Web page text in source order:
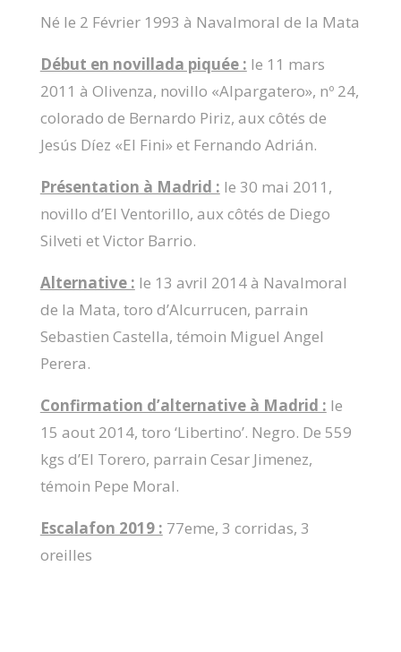
Né le 2 Février 1993 à Navalmoral de la Mata
Début en novillada piquée : le 11 mars
2011 à Olivenza, novillo «Alpargatero», nº 24,
colorado de Bernardo Piriz, aux côtés de
Jesús Díez «El Fini» et Fernando Adrián.
Présentation à Madrid : le 30 mai 2011,
novillo d’El Ventorillo, aux côtés de Diego
Silveti et Victor Barrio.
Alternative : le 13 avril 2014 à Navalmoral
de la Mata, toro d’Alcurrucen, parrain
Sebastien Castella, témoin Miguel Angel
Perera.
Confirmation d’alternative à Madrid : le
15 aout 2014, toro ‘Libertino’. Negro. De 559
kgs d’El Torero, parrain Cesar Jimenez,
témoin Pepe Moral.
Escalafon 2019 : 77eme, 3 corridas, 3
oreilles